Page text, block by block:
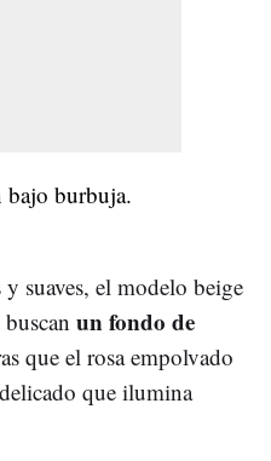
suaves, el modelo beige
un fondo de
que el rosa empolvado
que ilumina